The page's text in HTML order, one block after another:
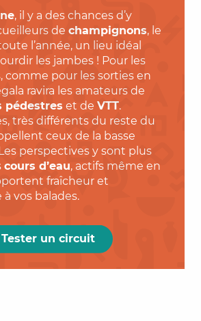
, il y a des chances d’y
de champignons, le
l’année, un lieu idéal
les jambes ! Pour les
comme pour les sorties en
ravira les amateurs de
pédestres et de VTT.
très différents du reste du
ceux de la basse
perspectives y sont plus
cours d’eau, actifs même en
fraîcheur et
vos balades.
Tester un circuit